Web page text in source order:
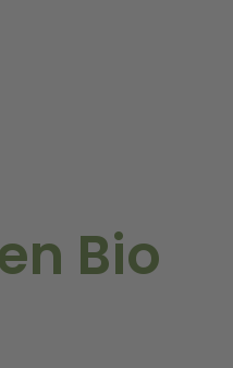
Bio